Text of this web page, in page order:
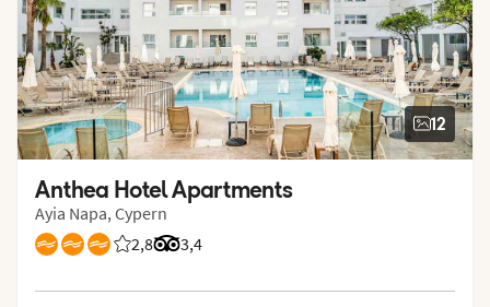
12
Anthea Hotel Apartments
Ayia Napa, Cypern
2,8
Bedømmelse fra Spies gæster: 2.847/5
3,4
Bedømmelse fra Tripadvisor: 3.4 of 5